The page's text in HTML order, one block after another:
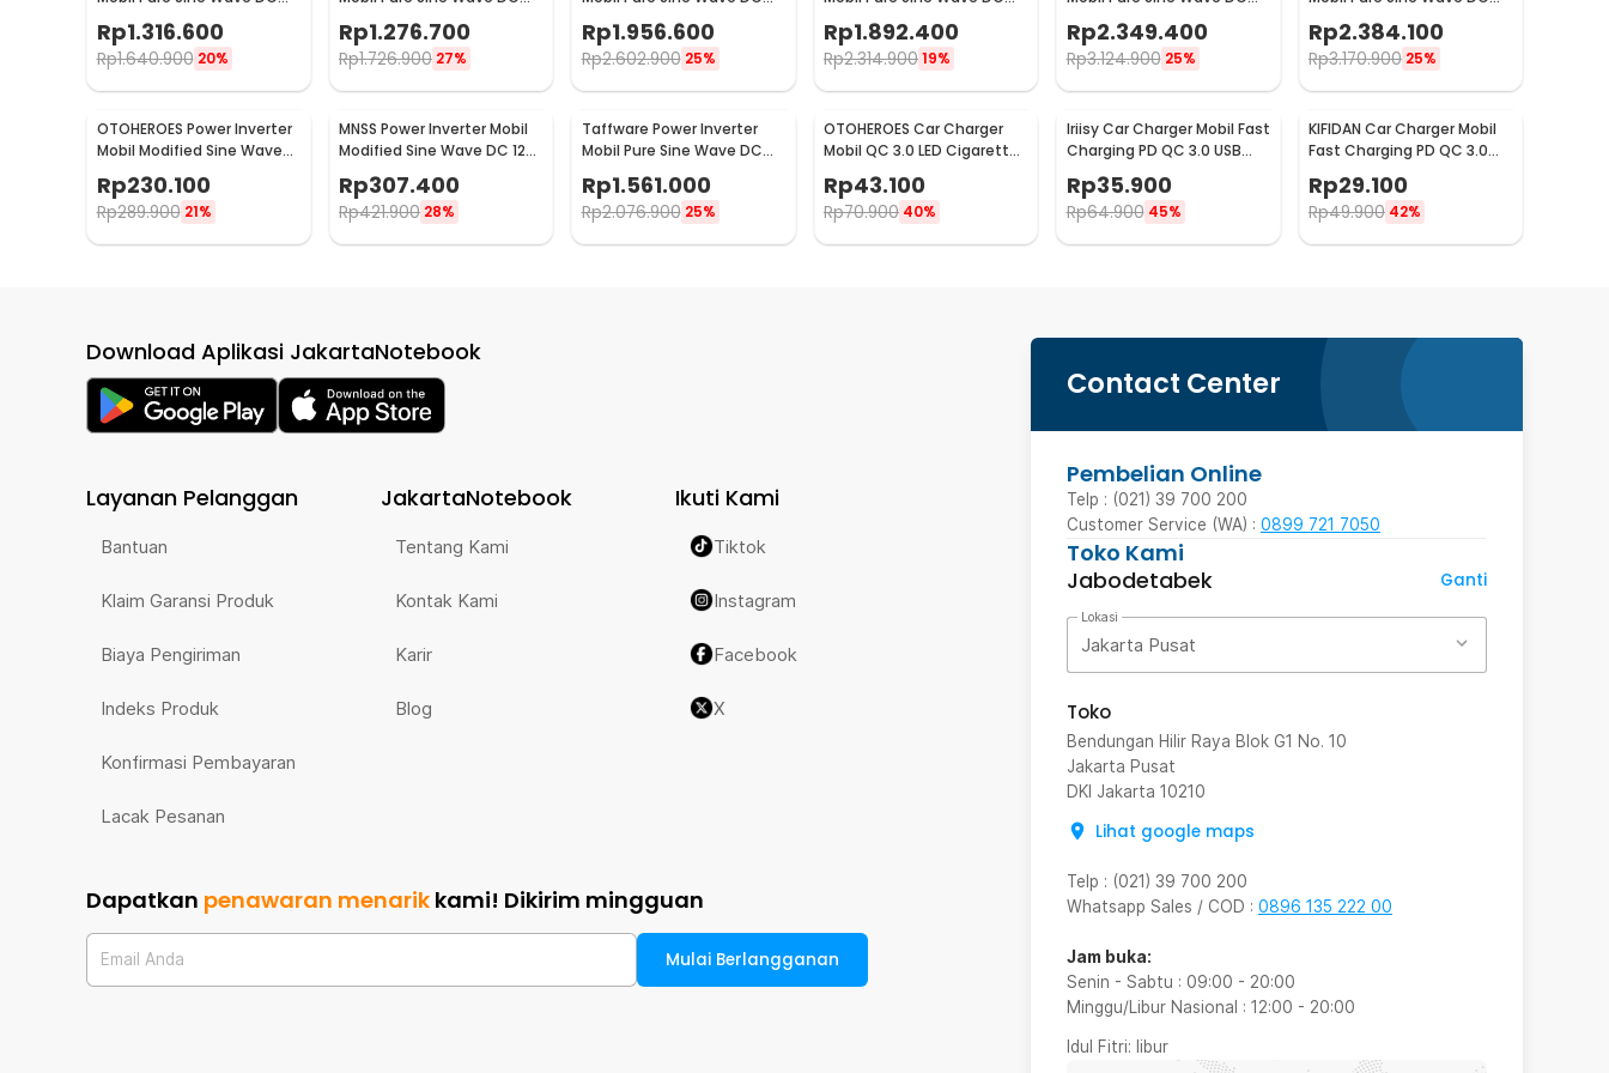
24V to AC 220V 4000W -
NBQ4000W
Rp1.316.600
Rp1.640.900 20%
12V to AC 220V 4000W -
NBQ4000W
Rp1.276.700
Rp1.726.900 27%
12V to AC 220V 5000W -
NBQ5000W
Rp1.956.600
Rp2.602.900 25%
24V to AC 220V 5000W -
NBQ5000W
Rp1.892.400
Rp2.314.90019%
12V to AC 220V 6000W -
NBQ6000W
Rp2.349.400
Rp3.124.900 25%
24V to AC 220V 6000W -
NBQ6000W
Rp2.384.100
Rp3.170.900 25%
OTOHEROES Power Inverter
Mobil Modified Sine Wave
DC12V to AC220V 300W -
E8982
Rp230.100
Rp289.900 21%
MNSS Power Inverter Mobil
Modified Sine Wave DC 12V
to AC 220V 4000W -
Q4000
Rp307.400
Rp421.900 28%
Taffware Power Inverter
Mobil Pure Sine Wave DC
12V to AC 220V 5500W -
CJ-5500Q
Rp1.561.000
Rp2.076.900 25%
OTOHEROES Car Charger
Mobil QC 3.0 LED Cigarette
USB Type C 6.5A 66W - M7
Rp43.100
Rp70.900 40%
Iriisy Car Charger Mobil Fast
Charging PD QC 3.0 USB
Type C A 2.4A 54W -
PD20W
Rp35.900
Rp64.900 45%
KIFIDAN Car Charger Mobil
Fast Charging PD QC 3.0
BK358
Rp29.100
Rp49.900 42%
Contact Center
Pembelian Online
Telp : (021) 39 700 200
Customer Service (WA) : 0899 721 7050
Toko Kami
Jabodetabek
Ganti
Lokasi
Jakarta Pusat
Toko
Bendungan Hilir Raya Blok G1 No. 10
Jakarta Pusat
DKI Jakarta 10210
Lihat google maps
Telp : (021) 39 700 200
Whatsapp Sales / COD : 0896 135 222 00
Jam buka:
Senin - Sabtu : 09:00 - 20:00
Minggu/Libur Nasional : 12:00 - 20:00
Idul Fitri: libur
Download Aplikasi JakartaNotebook
Layanan Pelanggan
Bantuan
Klaim Garansi Produk
Biaya Pengiriman
Indeks Produk
Konfirmasi Pembayaran
Lacak Pesanan
JakartaNotebook
Tentang Kami
Kontak Kami
Karir
Blog
Ikuti Kami
Tiktok
Instagram
Facebook
X
Dapatkan penawaran menarik kami! Dikirim mingguan
Email Anda Mulai Berlangganan